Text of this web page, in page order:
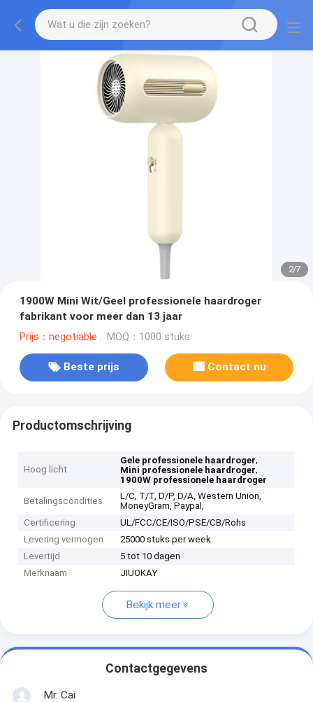
2/7
1900W Mini Wit/Geel professionele haardroger
fabrikant voor meer dan 13 jaar
Prijs：negotiable MOQ：1000 stuks
Beste prijs Contact nu
Productomschrijving
Hoog licht
Gele professionele haardroger,
Mini professionele haardroger,
1900W professionele haardroger
Betalingscondities
L/C, T/T, D/P, D/A, Western Union,
MoneyGram, Paypal,
Certificering
UL/FCC/CE/ISO/PSE/CB/Rohs
Levering vermogen
25000 stuks per week
Levertijd
5 tot 10 dagen
Merknaam
JIUOKAY
Bekijk meer
Contactgegevens
Mr. Cai